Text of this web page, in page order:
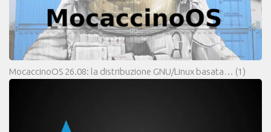
MocaccinoOS 26.08: la distribuzione GNU/Linux basata… (1)